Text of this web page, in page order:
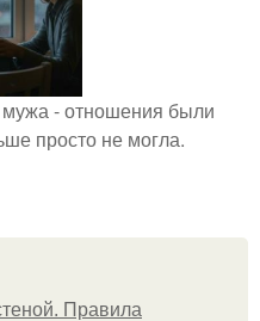
- отношения были
просто не могла.
Правила